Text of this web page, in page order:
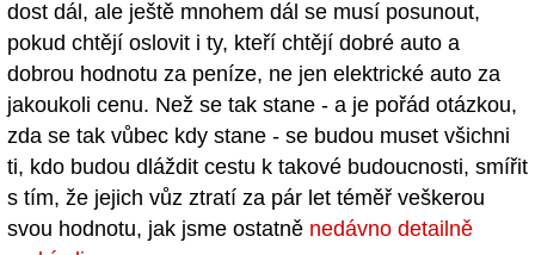
dost dál, ale ještě mnohem dál se musí posunout,
pokud chtějí oslovit i ty, kteří chtějí dobré auto a
dobrou hodnotu za peníze, ne jen elektrické auto za
jakoukoli cenu. Než se tak stane - a je pořád otázkou,
zda se tak vůbec kdy stane - se budou muset všichni
ti, kdo budou dláždit cestu k takové budoucnosti, smířit
s tím, že jejich vůz ztratí za pár let téměř veškerou
svou hodnotu, jak jsme ostatně nedávno detailně